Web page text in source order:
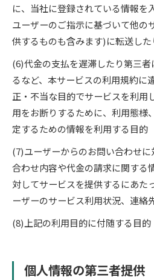
に、当社に登録されている情報を
ユーザーのご指示に基づいて他の
供するものも含みます)に転送し
(6)代金の支払を遅滞したり第三
るなど、本サービスの利用規約に
正・不当な目的でサービスを利用
用をお断りするために、利用態様
定するための情報を利用する目的
(7)ユーザーからのお問い合わせ
合わせ内容や代金の請求に関する
対してサービスを提供するにあた
ーザーのサービス利用状況、連絡
(8)上記の利用目的に付随する目的
個人情報の第三者提供